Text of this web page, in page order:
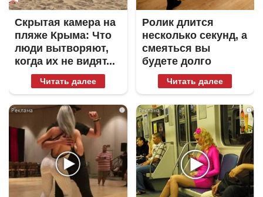
Скрытая камера на
пляже Крыма: Что
люди вытворяют,
когда их не видят...
Читать далее
Ролик длится
несколько секунд, а
смеяться вы
будете долго
Читать далее
i i